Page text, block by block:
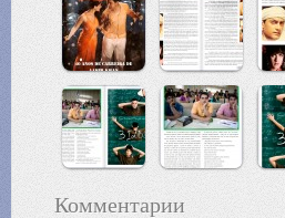
Комментарии